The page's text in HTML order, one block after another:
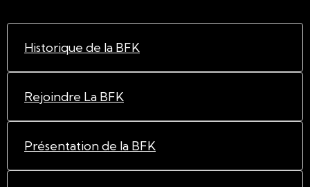
Historique de la BFK
Rejoindre La BFK
Présentation de la BFK